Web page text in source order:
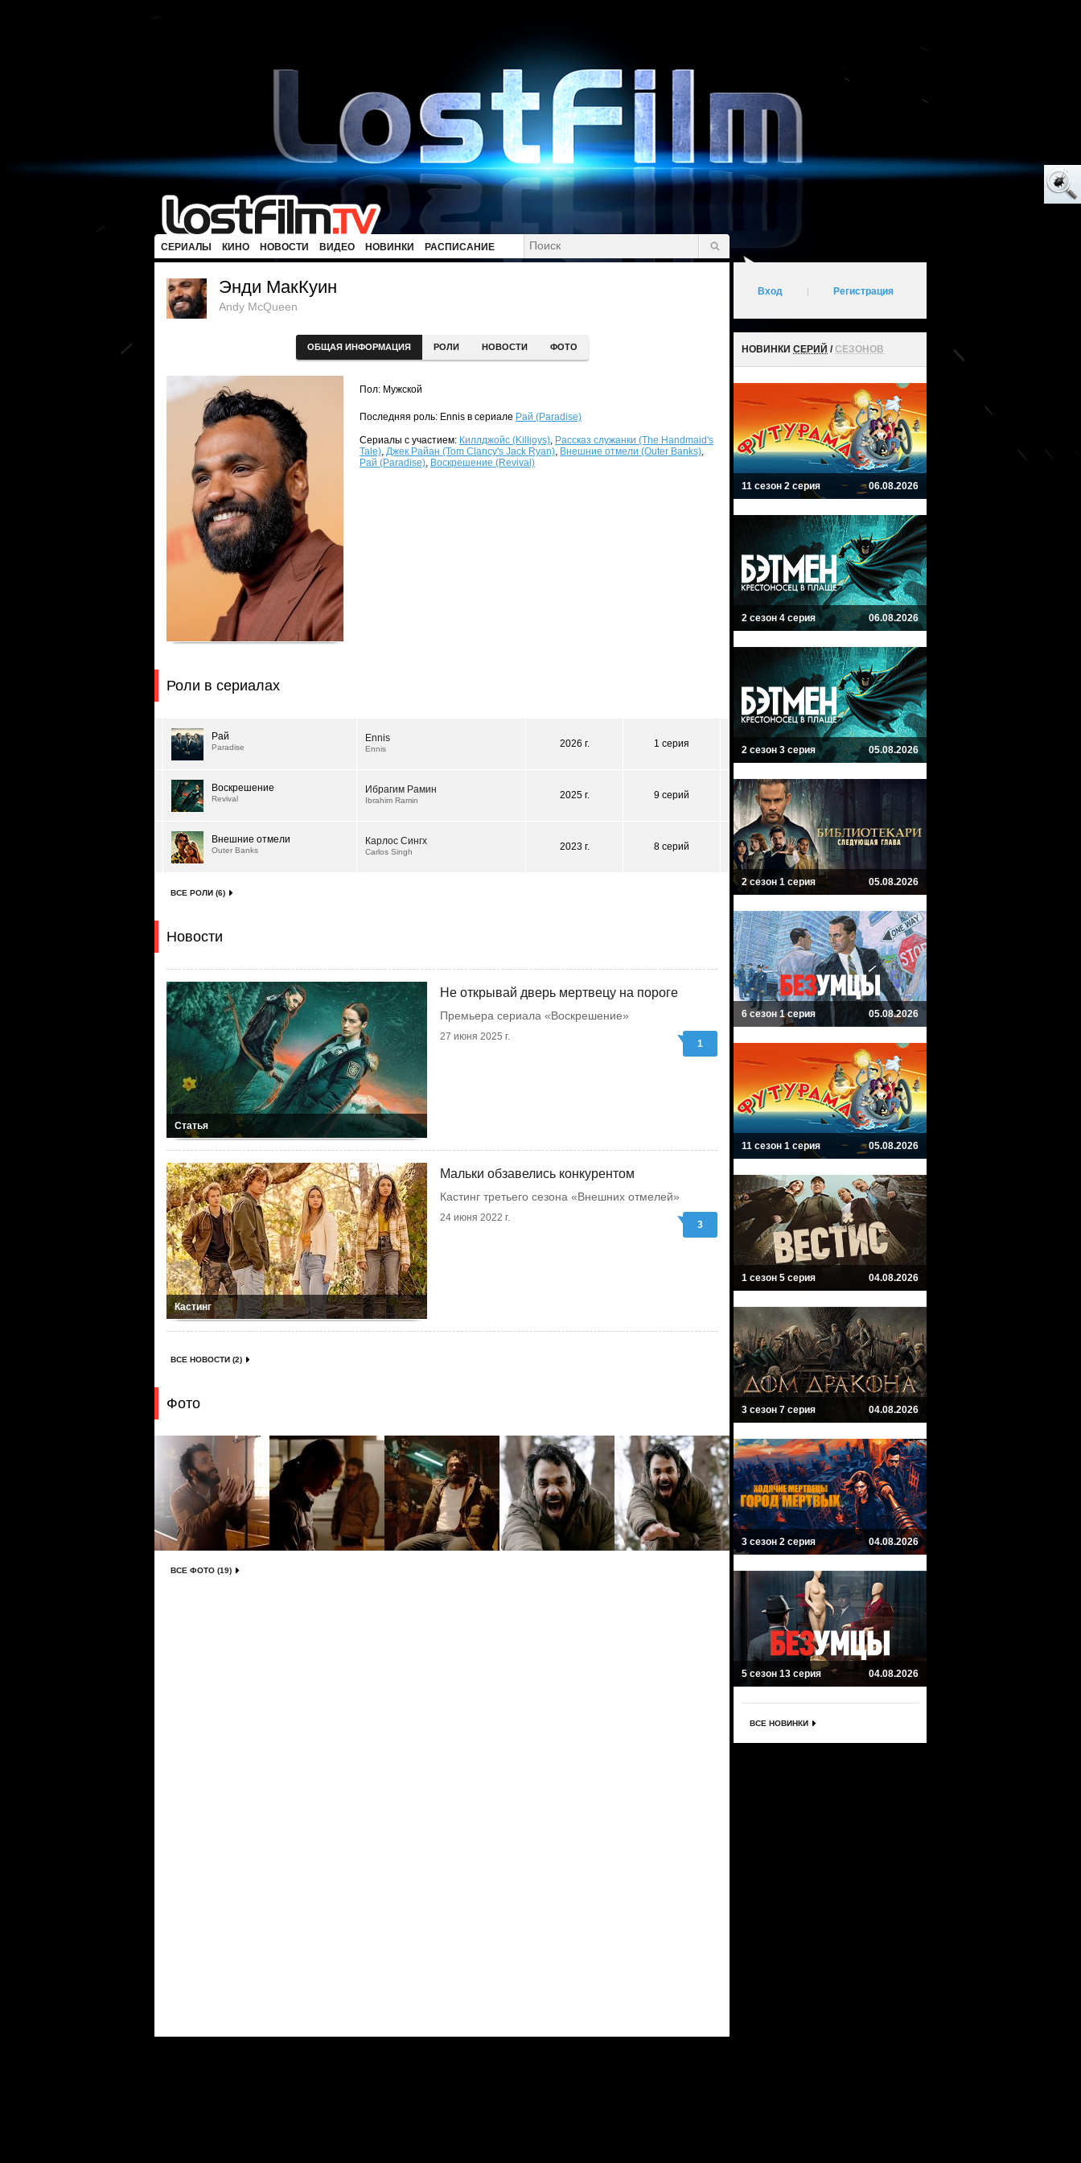
СЕРИАЛЫ КИНО НОВОСТИ ВИДЕО НОВИНКИ РАСПИСАНИЕ
Энди МакКуин
Andy McQueen
ОБЩАЯ ИНФОРМАЦИЯ РОЛИ НОВОСТИ ФОТО
Пол: Мужской
Последняя роль: Ennis в сериале Рай (Paradise)
Сериалы с участием: Киллджойс (Killjoys), Рассказ служанки (The Handmaid's
Tale), Джек Райан (Tom Clancy's Jack Ryan), Внешние отмели (Outer Banks),
Рай (Paradise), Воскрешение (Revival)
Роли в сериалах
Рай
Paradise
Ennis
Ennis 2026 г. 1 серия
Воскрешение
Revival
Ибрагим Рамин
Ibrahim Ramin 2025 г. 9 серий
Внешние отмели
Outer Banks
Карлос Сингх
Carlos Singh 2023 г. 8 серий
ВСЕ РОЛИ (6)
Новости
Статья
Не открывай дверь мертвецу на пороге
Премьера сериала «Воскрешение»
27 июня 2025 г.
1
Кастинг
Мальки обзавелись конкурентом
Кастинг третьего сезона «Внешних отмелей»
24 июня 2022 г.
3
ВСЕ НОВОСТИ (2)
Фото
ВСЕ ФОТО (19)
Вход Регистрация
НОВИНКИ СЕРИЙ /СЕЗОНОВ
11 сезон 2 серия 06.08.2026
2 сезон 4 серия 06.08.2026
2 сезон 3 серия 05.08.2026
2 сезон 1 серия 05.08.2026
6 сезон 1 серия 05.08.2026
11 сезон 1 серия 05.08.2026
1 сезон 5 серия 04.08.2026
3 сезон 7 серия 04.08.2026
3 сезон 2 серия 04.08.2026
5 сезон 13 серия 04.08.2026
ВСЕ НОВИНКИ